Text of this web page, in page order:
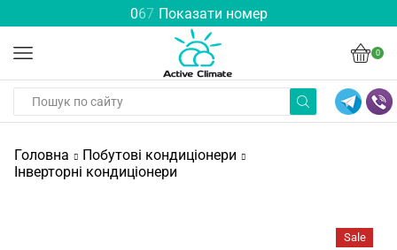
067 Показати номер
0
Головна
Побутові кондиціонери
Інверторні кондиціонери
Sale